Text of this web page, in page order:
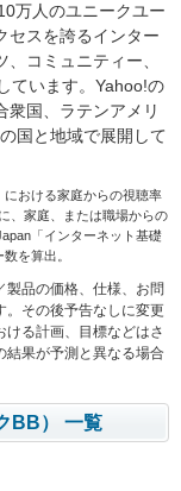
万人のユニークユー
セスを誇るインター
コミュニティー、
ています。Yahoo!の
衆国、ラテンアメリ
国と地域で展開して
における家庭からの視聴率
、家庭、または職場からの
「インターネット基礎
を算出。
製品の価格、仕様、お問
。その後予告なしに変更
ける計画、目標などはさ
結果が予測と異なる場合
BB） 一覧